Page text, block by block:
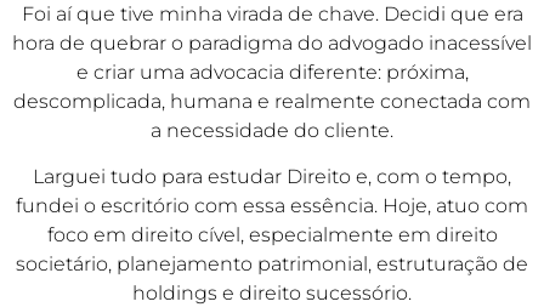
Foi aí que tive minha virada de chave. Decidi que era
hora de quebrar o paradigma do advogado inacessível
e criar uma advocacia diferente: próxima,
descomplicada, humana e realmente conectada com
a necessidade do cliente.
Larguei tudo para estudar Direito e, com o tempo,
fundei o escritório com essa essência. Hoje, atuo com
foco em direito cível, especialmente em direito
societário, planejamento patrimonial, estruturação de
holdings e direito sucessório.